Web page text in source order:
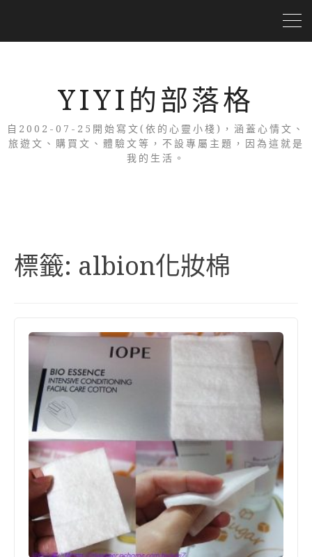
YIYI的部落格
自2002-07-25開始寫文(依的心靈小棧)，涵蓋心情文、
旅遊文、購買文、體驗文等，不設專屬主題，因為這就是
我的生活。
標籤: albion化妝棉